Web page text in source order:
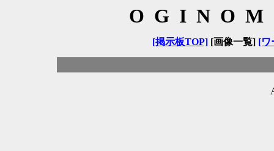
[掲示板TOP][画像一覧] [ワ